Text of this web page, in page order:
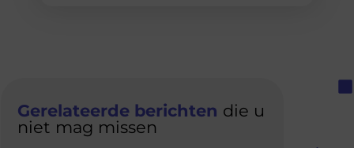
Gerelateerde berichten die u
niet mag missen